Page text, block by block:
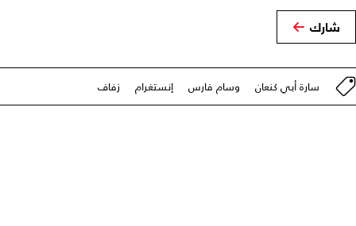
شارك
سارة أبي كنعان وسام فارس إنستغرام زفاف